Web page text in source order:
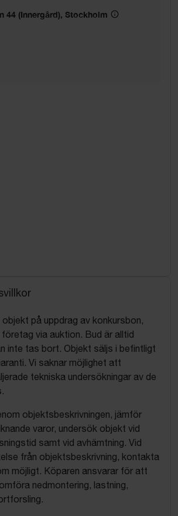
44 (Innergård), Stockholm
på uppdrag av konkursbon,
via auktion. Bud är alltid
inte tas bort. Objekt säljs i befintligt
Vi saknar möjlighet att
tekniska undersökningar av de
objektsbeskrivningen, jämför
varor, undersök objekt vid
samt vid avhämtning. Vid
från objektsbeskrivning, kontakta
möjligt. Köparen ansvarar för att
nedmontering, lastning,